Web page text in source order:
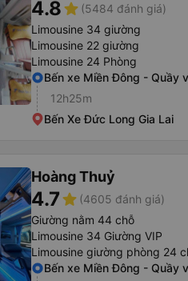
4.8star (5484 đánh giá)
Limousine 34 giường
Limousine 22 giường
Limousine 24 Phòng
Bến xe Miền Đông - Quầy
12h25m
Bến Xe Đức Long Gia Lai
Hoàng Thuỷ
4.7star (4605 đánh giá)
Giường nằm 44 chỗ
Limousine 34 Giường VIP
Limousine giường phòng 24
Bến xe Miền Đông - Quầy